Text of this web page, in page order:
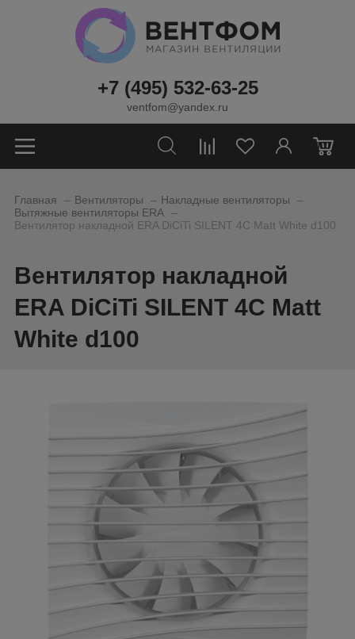
+7 (495) 532-63-25
ventfom@yandex.ru
0
Главная Вентиляторы Накладные вентиляторы
Вытяжные вентиляторы ERA _
Вентилятор накладной ERA DiCiTi SILENT 4C Matt White d100
Вентилятор накладной
ERA DiCiTi SILENT 4C Matt
White d100